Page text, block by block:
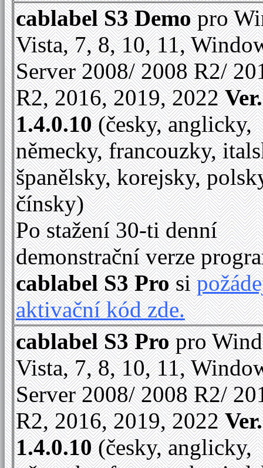
cablabel S3 Demopro
Vista, 7, 8, 10, 11,
Server 2008/ 2008 R2/
R2, 2016, 2019, 2022Ver.
1.4.0.10(česky, anglicky,
německy, francouzky,
španělsky, korejsky,
čínsky)
Po stažení 30-ti denní
demonstrační verze
cablabel S3 Prosi
aktivační kód zde.
cablabel S3 Propro
Vista, 7, 8, 10, 11,
Server 2008/ 2008 R2/
R2, 2016, 2019, 2022Ver.
1.4.0.10(česky, anglicky,